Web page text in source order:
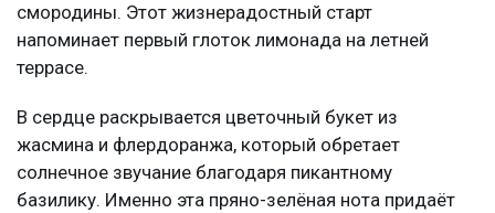
смородины. Этот жизнерадостный старт
напоминает первый глоток лимонада на летней
террасе.
В сердце раскрывается цветочный букет из
жасмина и флердоранжа, который обретает
солнечное звучание благодаря пикантному
базилику. Именно эта пряно-зелёная нота придаёт